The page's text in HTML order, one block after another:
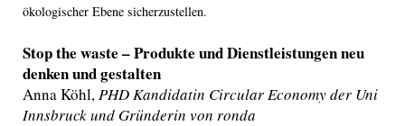
ökologischer Ebene sicherzustellen.
Stop the waste – Produkte und Dienstleistungen neu
denken und gestalten
Anna Köhl,PHD Kandidatin Circular Economy der Uni
Innsbruck und Gründerin von ronda